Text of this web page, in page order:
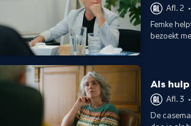
Afl. 2 •
Femke
bezoekt
Als
Afl. 3 •
De